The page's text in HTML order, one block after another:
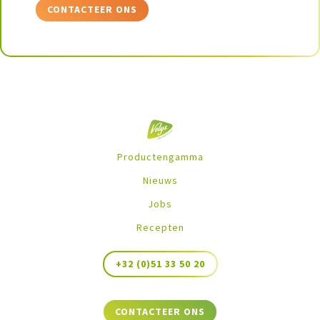
CONTACTEER ONS
Productengamma
Nieuws
Jobs
Recepten
+32 (0)51 33 50 20
CONTACTEER ONS